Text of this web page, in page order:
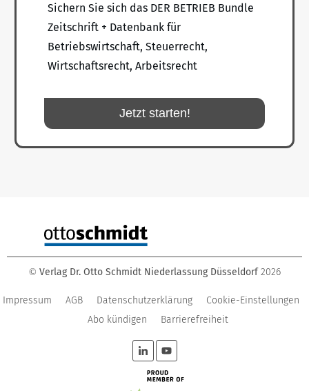
Sichern Sie sich das DER BETRIEB Bundle
Zeitschrift + Datenbank für
Betriebswirtschaft, Steuerrecht,
Wirtschaftsrecht, Arbeitsrecht
Jetzt starten!
© Verlag Dr. Otto Schmidt Niederlassung Düsseldorf 2026
Impressum AGB Datenschutzerklärung
Cookie-Einstellungen
Abo kündigen
Barrierefreiheit